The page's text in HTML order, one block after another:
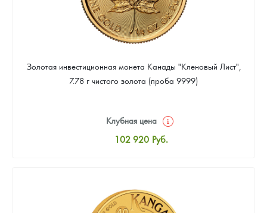
Золотая инвестиционная монета Канады "Кленовый Лист",
7.78 г чистого золота (проба 9999)
Клубная цена
102 920 Руб.
Цена выкупа
92 181 Руб.